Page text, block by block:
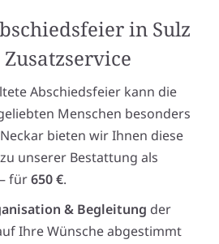
in Sulz
Abschiedsfeier kann die
Menschen besonders
bieten wir Ihnen diese
unserer Bestattung als
für650 €.
& Begleitung der
Ihre Wünsche abgestimmt